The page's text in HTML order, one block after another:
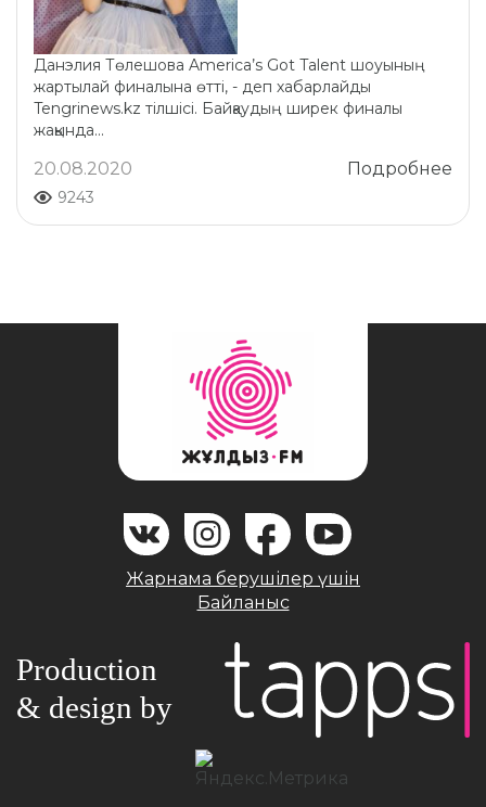
Данэлия Төлешова America’s Got Talent шоуының
жартылай финалына өтті, - деп хабарлайды
Tengrinews.kz тілшісі. Байқаудың ширек финалы
жақында...
Подробнее
20.08.2020
9243
Жарнама берушілер үшін
Байланыс